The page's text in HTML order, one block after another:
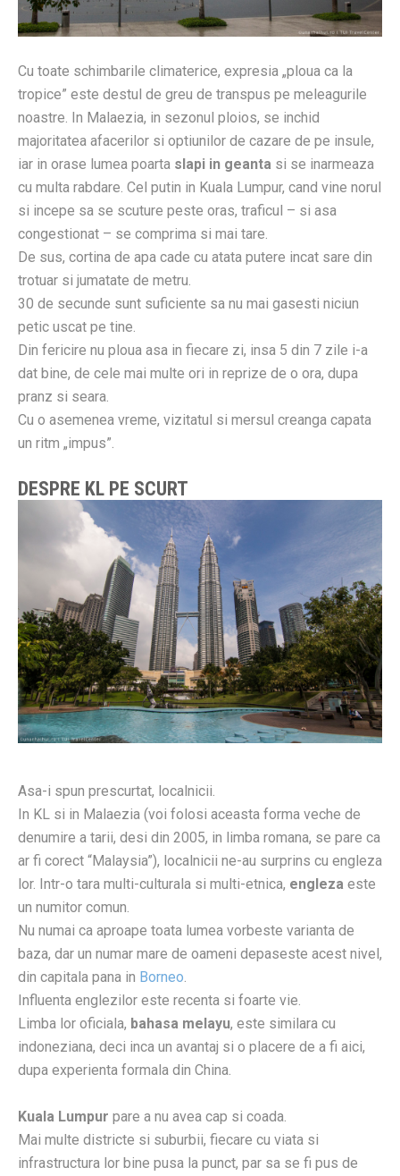
Cu toate schimbarile climaterice, expresia „ploua ca la
tropice” este destul de greu de transpus pe meleagurile
noastre. In Malaezia, in sezonul ploios, se inchid
majoritatea afacerilor si optiunilor de cazare de pe insule,
iar in orase lumea poarta slapi in geanta si se inarmeaza
cu multa rabdare. Cel putin in Kuala Lumpur, cand vine norul
si incepe sa se scuture peste oras, traficul – si asa
congestionat – se comprima si mai tare.
De sus, cortina de apa cade cu atata putere incat sare din
trotuar si jumatate de metru.
30 de secunde sunt suficiente sa nu mai gasesti niciun
petic uscat pe tine.
Din fericire nu ploua asa in fiecare zi, insa 5 din 7 zile i-a
dat bine, de cele mai multe ori in reprize de o ora, dupa
pranz si seara.
Cu o asemenea vreme, vizitatul si mersul creanga capata
un ritm „impus”.
DESPRE KL PE SCURT
Asa-i spun prescurtat, localnicii.
In KL si in Malaezia (voi folosi aceasta forma veche de
denumire a tarii, desi din 2005, in limba romana, se pare ca
ar fi corect “Malaysia”), localnicii ne-au surprins cu engleza
lor. Intr-o tara multi-culturala si multi-etnica, engleza este
un numitor comun.
Nu numai ca aproape toata lumea vorbeste varianta de
baza, dar un numar mare de oameni depaseste acest nivel,
din capitala pana in Borneo
Influenta englezilor este recenta si foarte vie.
Limba lor oficiala, bahasa melayu, este similara cu
indoneziana, deci inca un avantaj si o placere de a fi aici,
dupa experienta formala din China.
Kuala Lumpur pare a nu avea cap si coada.
Mai multe districte si suburbii, fiecare cu viata si
infrastructura lor bine pusa la punct, par sa se fi pus de